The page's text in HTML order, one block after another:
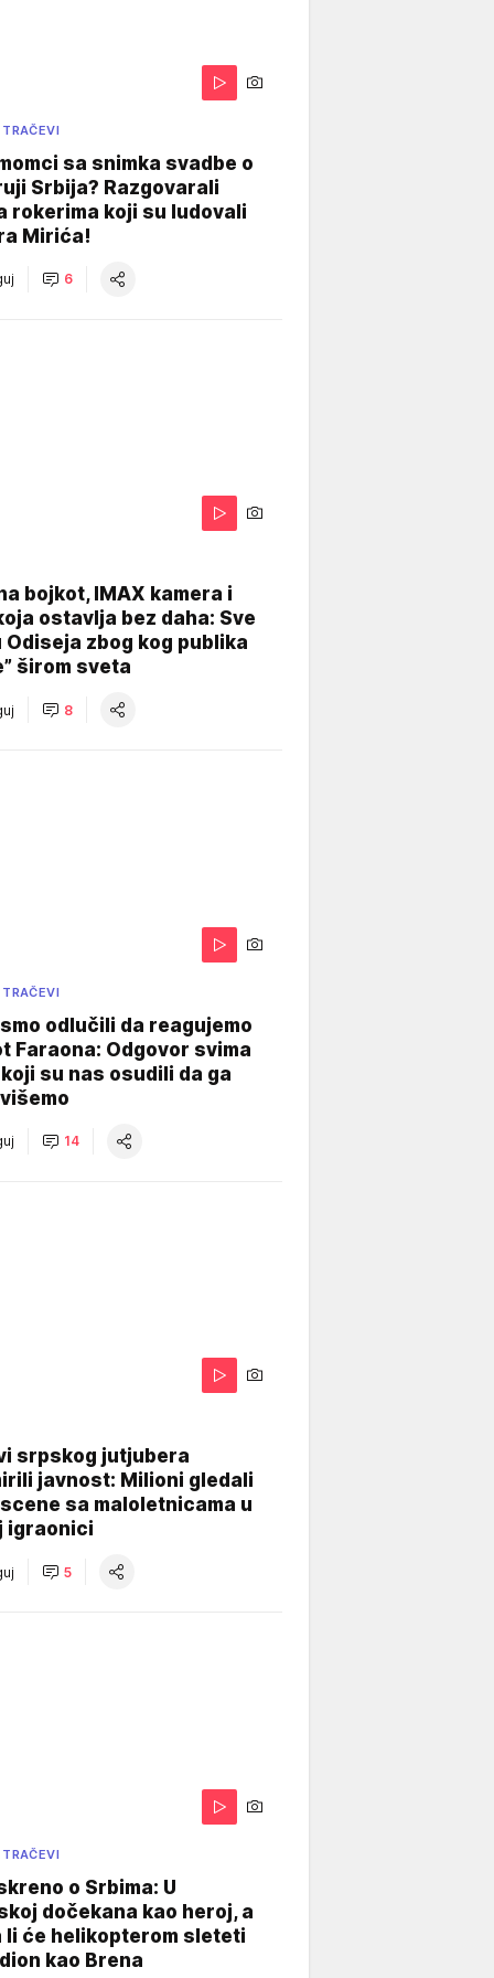
sa snimka svadbe o
Srbija? Razgovarali
rokerima koji su ludovali
Mirića!
6
bojkot, IMAX kamera i
ostavlja bez daha: Sve
Odiseja zbog kog publika
širom sveta
8
odlučili da reagujemo
Faraona: Odgovor svima
su nas osudili da ga
14
srpskog jutjubera
javnost: Milioni gledali
sa maloletnicama u
igraonici
5
o Srbima: U
dočekana kao heroj, a
li će helikopterom sleteti
kao Brena